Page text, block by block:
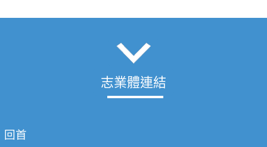
志業體連結
回首